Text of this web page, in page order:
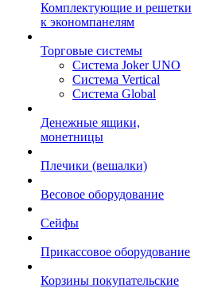
Комплектующие и решетки
к экономпанелям
Торговые системы
Система Joker UNO
Система Vertical
Система Global
Денежные ящики,
монетницы
Плечики (вешалки)
Весовое оборудование
Сейфы
Прикассовое оборудование
Корзины покупательские